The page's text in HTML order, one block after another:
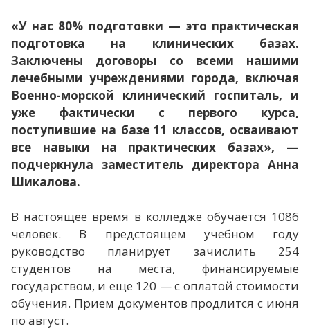
«У нас 80% подготовки — это практическая
подготовка на клинических базах.
Заключены договоры со всеми нашими
лечебными учреждениями города, включая
Военно-морской клинический госпиталь, и
уже фактически с первого курса,
поступившие на базе 11 классов, осваивают
все навыки на практических базах», —
подчеркнула заместитель директора Анна
Шикалова.
В настоящее время в колледже обучается 1086
человек. В предстоящем учебном году
руководство планирует зачислить 254
студентов на места, финансируемые
государством, и еще 120 — с оплатой стоимости
обучения. Прием документов продлится с июня
по август.